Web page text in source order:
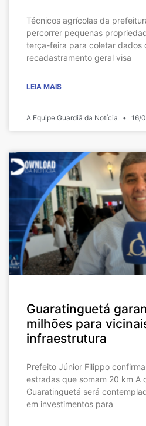
Técnicos agrícolas da
percorrer pequenas
terça-feira para coletar dados
recadastramento geral visa
LEIA MAIS
A Equipe Guardiã da Notícia 16/
Guaratinguetá
milhões para
infraestrutura
Prefeito Júnior Filippo
estradas que somam 20 km A
Guaratinguetá será
em investimentos para